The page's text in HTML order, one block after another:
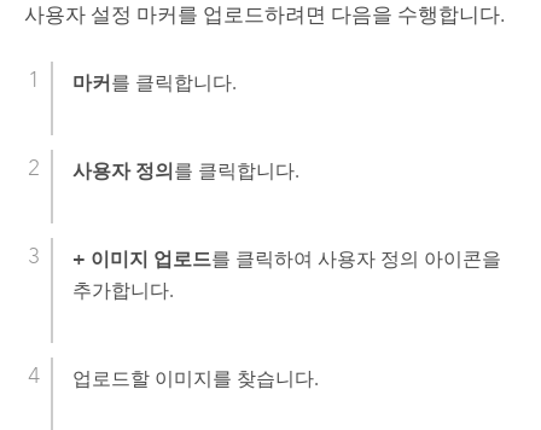
사용자 설정 마커를 업로드하려면 다음을 수행합니다.
마커를 클릭합니다.
사용자 정의를 클릭합니다.
+ 이미지 업로드를 클릭하여 사용자 정의 아이콘을
추가합니다.
업로드할 이미지를 찾습니다.